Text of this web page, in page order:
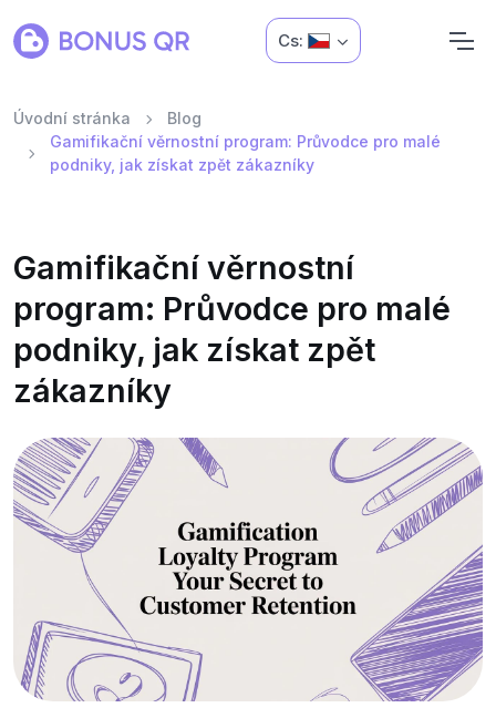
Cs:
Úvodní stránka
Blog
Gamifikační věrnostní program: Průvodce pro malé
podniky, jak získat zpět zákazníky
Gamifikační věrnostní
program: Průvodce pro malé
podniky, jak získat zpět
zákazníky